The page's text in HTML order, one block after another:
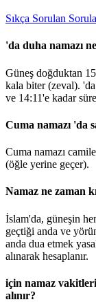
Sıkça Sorulan
'da duha namazı
Güneş doğduktan
kala biter (zeval).
ve 14:11'e kadar
Cuma namazı 'da
Cuma namazı
(öğle yerine geçer).
Namaz ne zaman
İslam'da, güneşin
geçtiği anda ve
anda dua etmek
alınarak hesaplanır.
için namaz
alınır?